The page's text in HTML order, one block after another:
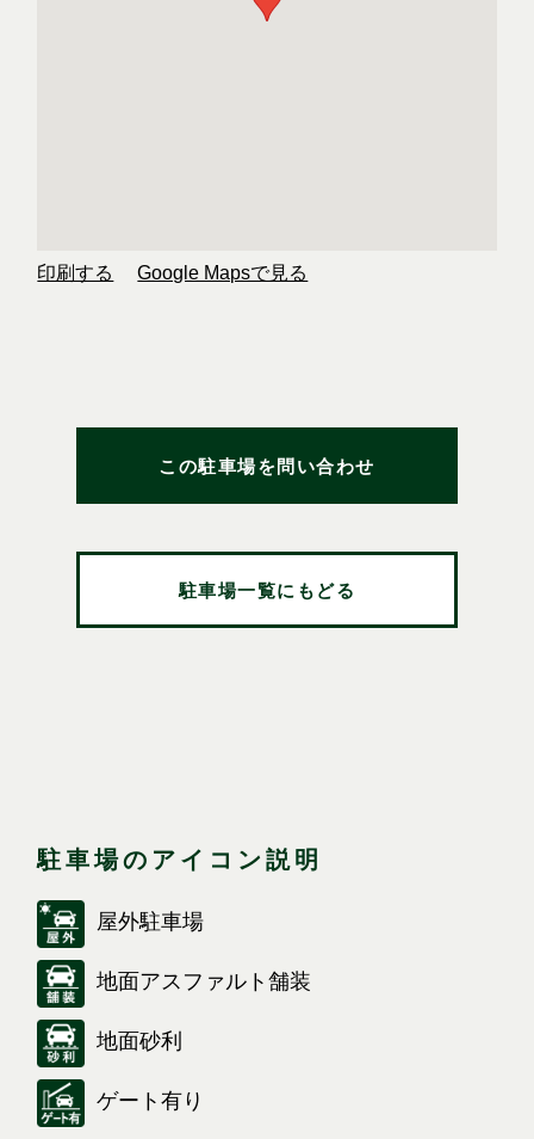
印刷する Google Mapsで見る
この駐車場を問い合わせ
駐車場一覧にもどる
駐車場のアイコン説明
屋外駐車場
地面アスファルト舗装
地面砂利
ゲート有り